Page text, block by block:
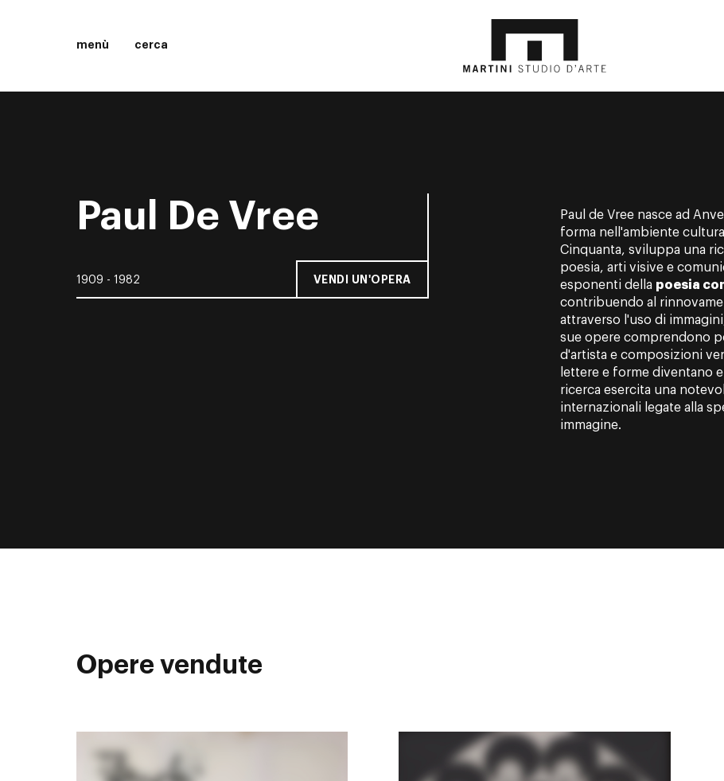
menù cerca
Paul De Vree
1909 - 1982 VENDI UN'OPERA
Paul de Vree nasce ad
forma nell'ambiente
Cinquanta, sviluppa una
poesia, arti visive e
esponenti della poesia
contribuendo al
attraverso l'uso di
sue opere comprendono
d'artista e composizioni
lettere e forme diventano
ricerca esercita una
internazionali legate alla
immagine.
Opere vendute